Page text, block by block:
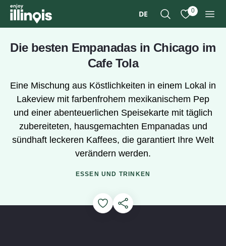
Zum Hauptinhalt springen
DE 0
Die besten Empanadas in Chicago im
Cafe Tola
Eine Mischung aus Köstlichkeiten in einem Lokal in
Lakeview mit farbenfrohem mexikanischem Pep
und einer abenteuerlichen Speisekarte mit täglich
zubereiteten, hausgemachten Empanadas und
sündhaft leckeren Kaffees, die garantiert Ihre Welt
verändern werden.
ESSEN UND TRINKEN
Add to Favorites
Diese Seite teilen
Sehen Sie sich das Video